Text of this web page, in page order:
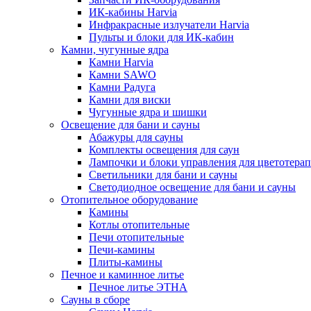
ИК-кабины Harvia
Инфракрасные излучатели Harvia
Пульты и блоки для ИК-кабин
Камни, чугунные ядра
Камни Harvia
Камни SAWO
Камни Радуга
Камни для виски
Чугунные ядра и шишки
Освещение для бани и сауны
Абажуры для сауны
Комплекты освещения для саун
Лампочки и блоки управления для
Светильники для бани и сауны
Светодиодное освещение для бани и сауны
Отопительное оборудование
Камины
Котлы отопительные
Печи отопительные
Печи-камины
Плиты-камины
Печное и каминное литье
Печное литье ЭТНА
Сауны в сборе